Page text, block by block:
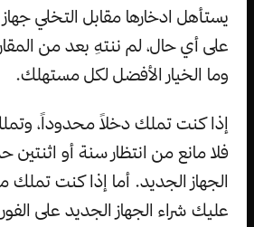
يستأهل ادخارها مقابل التخلي
على أي حال، لم ننتهِ بعد من
وما الخيار الأفضل لكل مستهلك.
فلا مانع من انتظار سنة أو
الجهاز الجديد. أما إذا كنت تملك
عليك شراء الجهاز الجديد على